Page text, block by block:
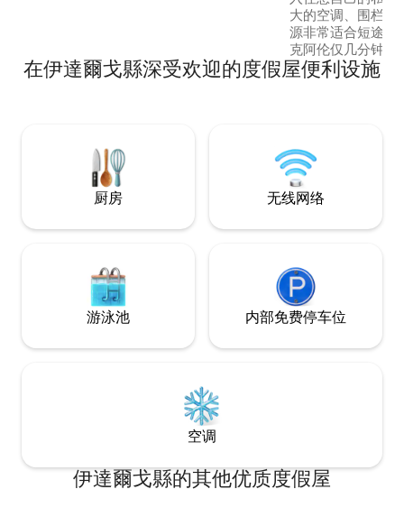
大的空调、围栏院
源非常适合短途旅
克阿伦仅几分钟路程。 室内设有
厅、全功能厨房/
的卫生间，配备无
五星评价。 干净
清洁费。
在伊達爾戈縣深受欢迎的度假屋便利设施
厨房 无线网络
游泳池 内部免费停车位
空调
伊達爾戈縣的其他优质度假屋